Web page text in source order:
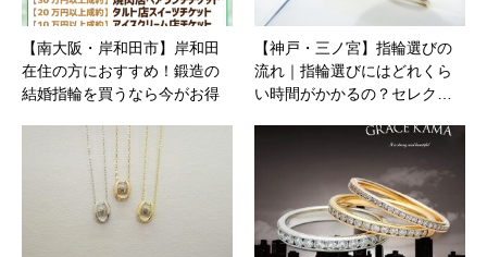
【南大阪・岸和田市】岸和田
在住の方におすすめ！鍛造の
結婚指輪を買うなら今がお得
【神戸・三ノ宮】指輪選びの
流れ｜指輪選びにはどれくら
い時間がかかるの？セレク…